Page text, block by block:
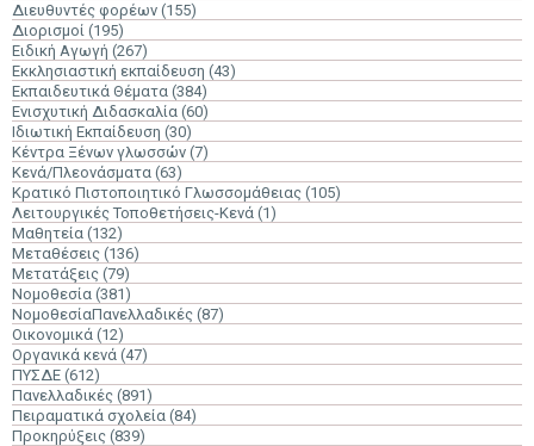
Διευθυντές φορέων (155)
Διορισμοί (195)
Ειδική Αγωγή (267)
Εκκλησιαστική εκπαίδευση (43)
Εκπαιδευτικά Θέματα (384)
Ενισχυτική Διδασκαλία (60)
Ιδιωτική Εκπαίδευση (30)
Κέντρα Ξένων γλωσσών (7)
Κενά/Πλεονάσματα (63)
Κρατικό Πιστοποιητικό Γλωσσομάθειας (105)
Λειτουργικές Τοποθετήσεις-Κενά (1)
Μαθητεία (132)
Μεταθέσεις (136)
Μετατάξεις (79)
Νομοθεσία (381)
ΝομοθεσίαΠανελλαδικές (87)
Οικονομικά (12)
Οργανικά κενά (47)
ΠΥΣΔΕ (612)
Πανελλαδικές (891)
Πειραματικά σχολεία (84)
Προκηρύξεις (839)